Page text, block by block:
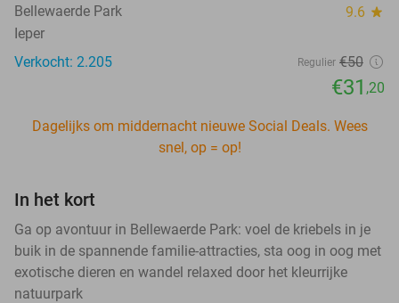
Bellewaerde Park 9.6 star
Ieper
Verkocht: 2.205
Regulier €50
€31 ,20
Dagelijks om middernacht nieuwe Social Deals. Wees
snel, op = op!
In het kort
Ga op avontuur in Bellewaerde Park: voel de kriebels in je
buik in de spannende familie-attracties, sta oog in oog met
exotische dieren en wandel relaxed door het kleurrijke
natuurpark